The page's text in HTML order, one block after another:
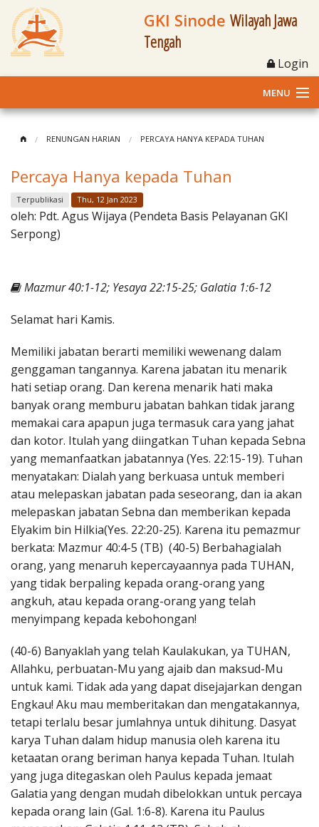
GKI Sinode Wilayah Jawa
Tengah
Login
MENU
Klasis dan Jemaat
Berita Kegiatan
Materi
RENUNGAN HARIAN PERCAYA HANYA KEPADA TUHAN
Percaya Hanya kepada Tuhan
Terpublikasi Thu, 12 Jan 2023
oleh: Pdt. Agus Wijaya (Pendeta Basis Pelayanan GKI
Serpong)
Mazmur 40:1-12; Yesaya 22:15-25; Galatia 1:6-12
Selamat hari Kamis.
Memiliki jabatan berarti memiliki wewenang dalam
genggaman tangannya. Karena jabatan itu menarik
hati setiap orang. Dan kerena menarik hati maka
banyak orang memburu jabatan bahkan tidak jarang
memakai cara apapun juga termasuk cara yang jahat
dan kotor. Itulah yang diingatkan Tuhan kepada Sebna
yang memanfaatkan jabatannya (Yes. 22:15-19). Tuhan
menyatakan: Dialah yang berkuasa untuk memberi
atau melepaskan jabatan pada seseorang, dan ia akan
melepaskan jabatan Sebna dan memberikan kepada
Elyakim bin Hilkia(Yes. 22:20-25). Karena itu pemazmur
berkata: Mazmur 40:4-5 (TB) (40-5) Berbahagialah
orang, yang menaruh kepercayaannya pada TUHAN,
yang tidak berpaling kepada orang-orang yang
angkuh, atau kepada orang-orang yang telah
menyimpang kepada kebohongan!
(40-6) Banyaklah yang telah Kaulakukan, ya TUHAN,
Allahku, perbuatan-Mu yang ajaib dan maksud-Mu
untuk kami. Tidak ada yang dapat disejajarkan dengan
Engkau! Aku mau memberitakan dan mengatakannya,
tetapi terlalu besar jumlahnya untuk dihitung. Dasyat
karya Tuhan dalam hidup manusia oleh karena itu
ketaatan orang beriman hanya kepada Tuhan. Itulah
yang juga ditegaskan oleh Paulus kepada jemaat
Galatia yang dengan mudah dibelokkan untuk percaya
kepada orang lain (Gal. 1:6-8). Karena itu Paulus